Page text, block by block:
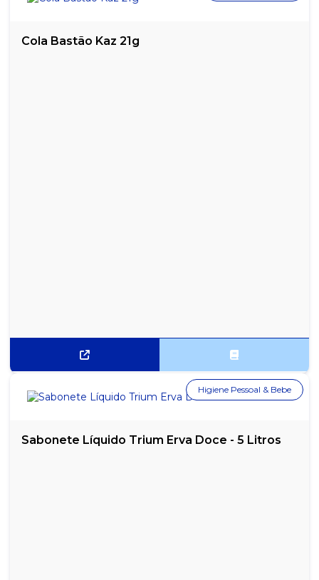
Cola Bastão Kaz 21g
Sabonete Líquido Trium Erva Doce - 5 Litros
Higiene Pessoal & Bebe